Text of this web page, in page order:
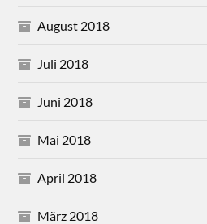
August 2018
Juli 2018
Juni 2018
Mai 2018
April 2018
März 2018